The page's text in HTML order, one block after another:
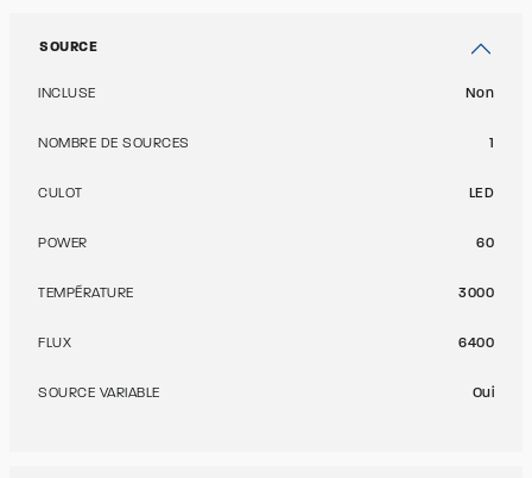
SOURCE
INCLUSE Non
NOMBRE DE SOURCES 1
CULOT LED
POWER 60
TEMPÉRATURE 3000
FLUX 6400
SOURCE VARIABLE Oui